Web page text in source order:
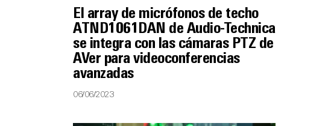
El array de micrófonos de techo
ATND1061DAN de Audio-Technica
se integra con las cámaras PTZ de
AVer para videoconferencias
avanzadas
06/06/2023